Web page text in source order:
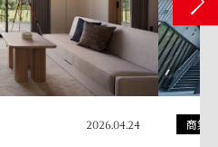
2026.04.13